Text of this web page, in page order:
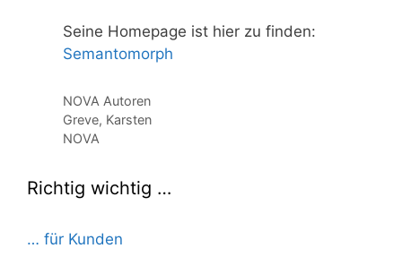
Seine Homepage ist hier zu finden:
Semantomorph
Kategorien
NOVA Autoren
Greve, Karsten
NOVA
Richtig wichtig …
… für Kunden